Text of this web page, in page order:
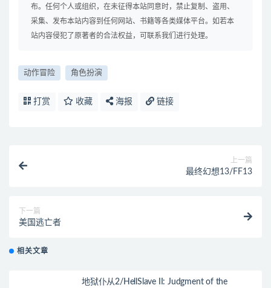
布。任何个人或组织，在未征得本站同意时，禁止复制、盗用、
采集、发布本站内容到任何网站、书籍等各类媒体平台。如若本
站内容侵犯了原著者的合法权益，可联系我们进行处理。
动作冒险 角色扮演
打赏 收藏 海报 链接
上一篇
最终幻想13/FF13
下一篇
美国逃亡者
相关文章
地狱仆从2/HellSlave II: Judgment of the